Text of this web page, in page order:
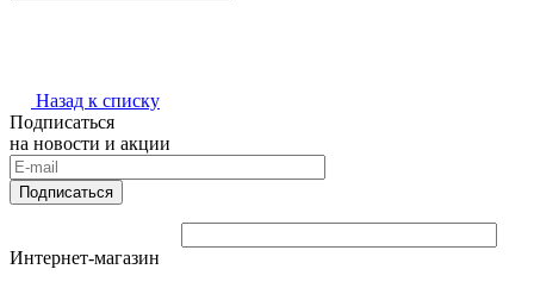
Назад к списку
Подписаться
на новости и акции
Подписаться
Интернет-магазин